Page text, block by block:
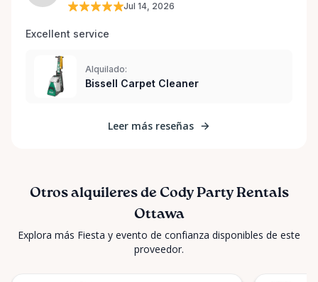
Jul 14, 2026
Excellent service
Alquilado:
Bissell Carpet Cleaner
Leer más reseñas
Otros alquileres de Cody Party Rentals
Ottawa
Explora más Fiesta y evento de confianza disponibles de este
proveedor.